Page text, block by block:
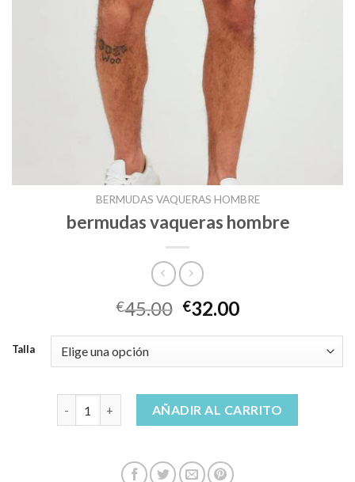
BERMUDAS VAQUERAS HOMBRE
bermudas vaqueras hombre
€45.00 €32.00
Talla
bermudas vaqueras hombre cantidad
AÑADIR AL CARRITO